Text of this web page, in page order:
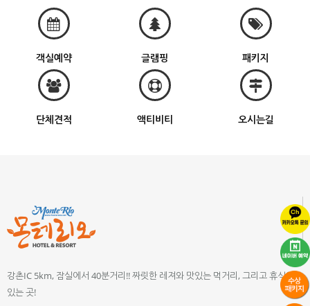
객실예약 글램핑 패키지
단체견적 액티비티 오시는길
강촌IC 5km, 잠실에서 40분거리!! 짜릿한 레져와 맛있는 먹거리, 그리고 휴식이
있는 곳!